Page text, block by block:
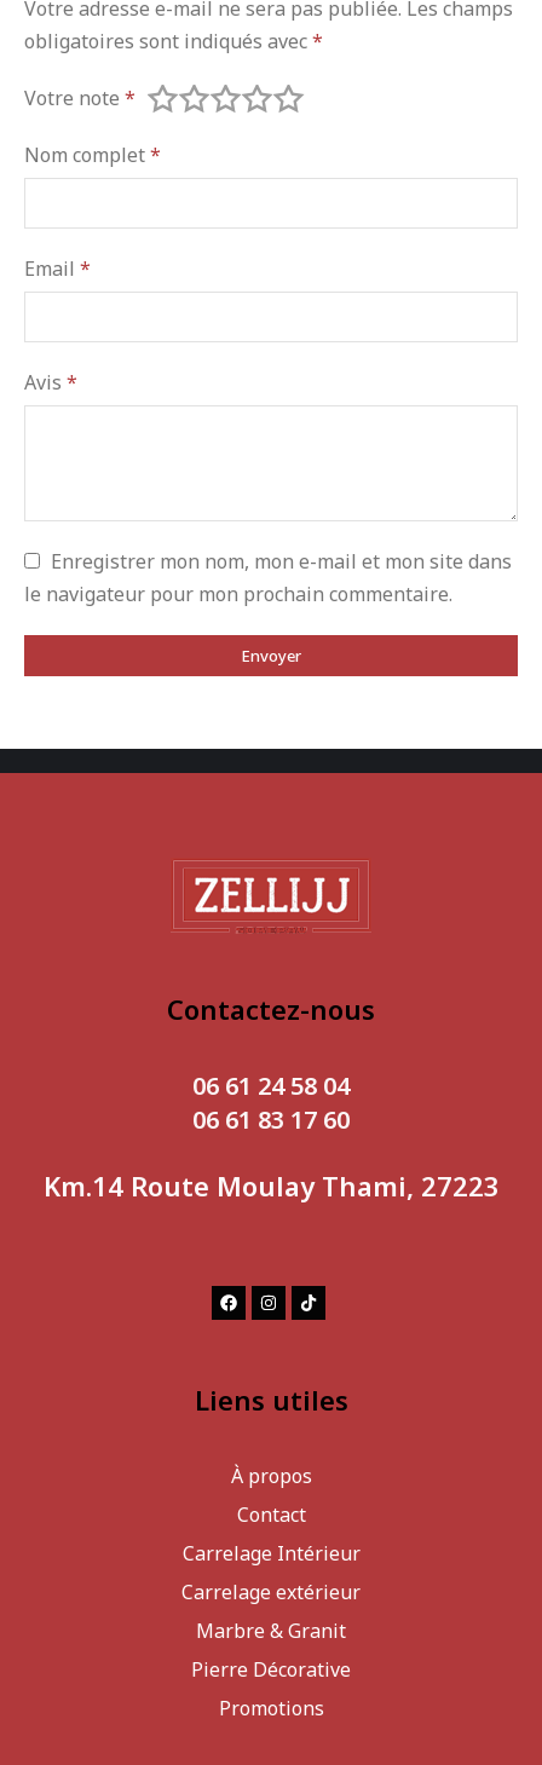
Votre adresse e-mail ne sera pas publiée. Les champs
obligatoires sont indiqués avec*
Votre note *
Nom complet*
Email *
Avis *
Enregistrer mon nom, mon e-mail et mon site dans
le navigateur pour mon prochain commentaire.
Envoyer
Contactez-nous
06 61 24 58 04
06 61 83 17 60
Km.14 Route Moulay Thami, 27223
Liens utiles
À propos
Contact
Carrelage Intérieur
Carrelage extérieur
Marbre & Granit
Pierre Décorative
Promotions